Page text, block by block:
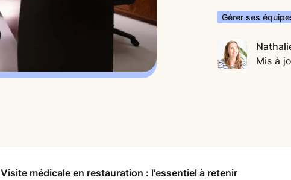
Gérer ses
Mis à
Visite médicale en restauration : l'essentiel à retenir